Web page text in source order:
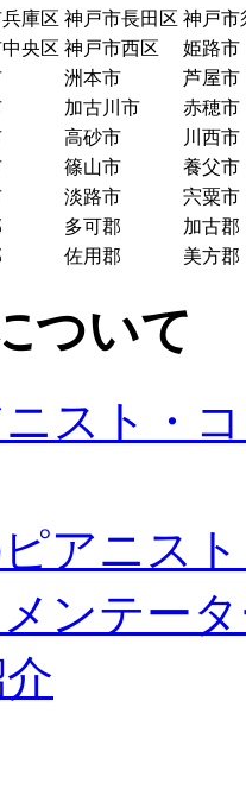
庫区 神戸市長田区 神戸市
央区 神戸市西区
姫路市
洲本市
芦屋市
加古川市
赤穂市
高砂市
川西市
篠山市
養父市
淡路市
宍粟市
多可郡
加古郡
佐用郡 美方郡
ついて
ニスト・
アニス
ンテー